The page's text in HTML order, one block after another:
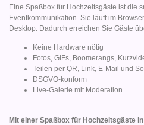
Eine Spaßbox für Hochzeitsgäste ist die
Eventkommunikation. Sie läuft im
Desktop. Dadurch erreichen Sie Gäste
Keine Hardware nötig
Fotos, GIFs, Boomerangs,
Teilen per QR, Link, E-Mail und
DSGVO-konform
Live-Galerie mit Moderation
Mit einer Spaßbox für Hochzeitsgäste